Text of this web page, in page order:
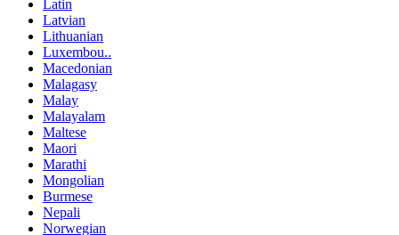
Latin
Latvian
Lithuanian
Luxembou..
Macedonian
Malagasy
Malay
Malayalam
Maltese
Maori
Marathi
Mongolian
Burmese
Nepali
Norwegian